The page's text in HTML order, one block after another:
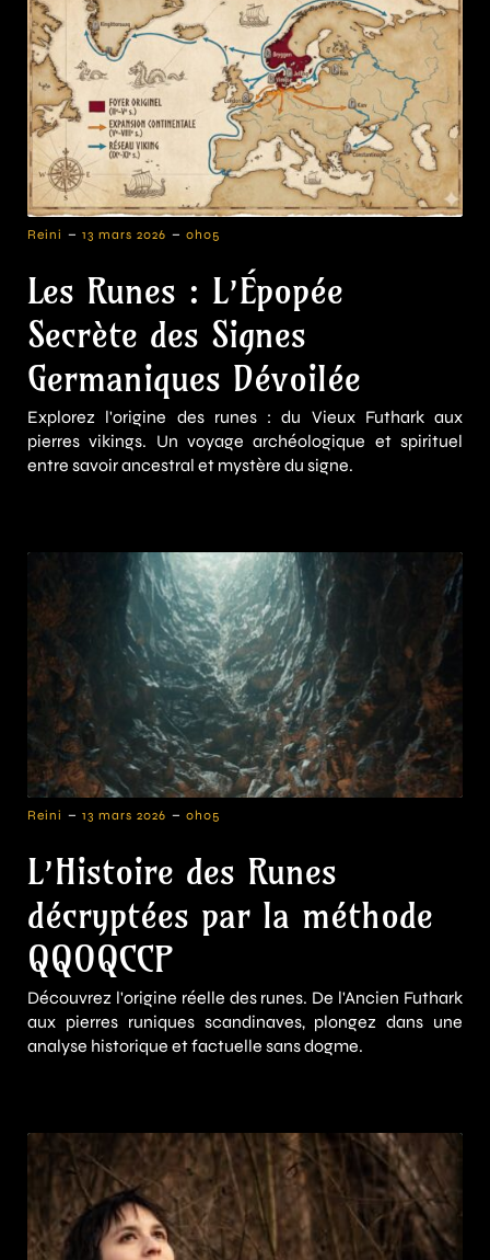
Reini - 13 mars 2026 - 0h05
Les Runes : L’Épopée
Secrète des Signes
Germaniques Dévoilée
Explorez l'origine des runes : du Vieux Futhark aux
pierres vikings. Un voyage archéologique et spirituel
entre savoir ancestral et mystère du signe.
Reini - 13 mars 2026 - 0h05
L’Histoire des Runes
décryptées par la méthode
QQOQCCP
Découvrez l'origine réelle des runes. De l'Ancien Futhark
aux pierres runiques scandinaves, plongez dans une
analyse historique et factuelle sans dogme.